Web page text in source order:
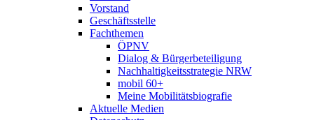
Vorstand
Geschäftsstelle
Fachthemen
ÖPNV
Dialog & Bürgerbeteiligung
Nachhaltigkeitsstrategie NRW
mobil 60+
Meine Mobilitätsbiografie
Aktuelle Medien